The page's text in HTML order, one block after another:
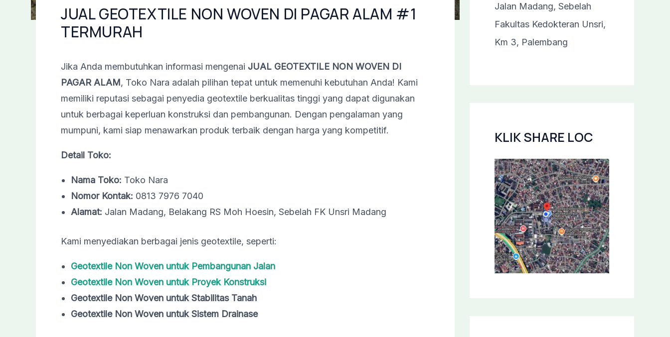
JUAL GEOTEXTILE NON WOVEN DI PAGAR ALAM #1
TERMURAH
Jika Anda membutuhkan informasi mengenai JUAL GEOTEXTILE NON WOVEN DI
PAGAR ALAM, Toko Nara adalah pilihan tepat untuk memenuhi kebutuhan Anda! Kami
memiliki reputasi sebagai penyedia geotextile berkualitas tinggi yang dapat digunakan
untuk berbagai keperluan konstruksi dan pembangunan. Dengan pengalaman yang
mumpuni, kami siap menawarkan produk terbaik dengan harga yang kompetitif.
Detail Toko:
Nama Toko: Toko Nara
Nomor Kontak: 0813 7976 7040
Alamat: Jalan Madang, Belakang RS Moh Hoesin, Sebelah FK Unsri Madang
Kami menyediakan berbagai jenis geotextile, seperti:
Geotextile Non Woven untuk Pembangunan Jalan
Geotextile Non Woven untuk Proyek Konstruksi
Geotextile Non Woven untuk Stabilitas Tanah
Geotextile Non Woven untuk Sistem Drainase
Jalan Madang, Sebelah
Fakultas Kedokteran Unsri,
Km 3, Palembang
KLIK SHARE LOC